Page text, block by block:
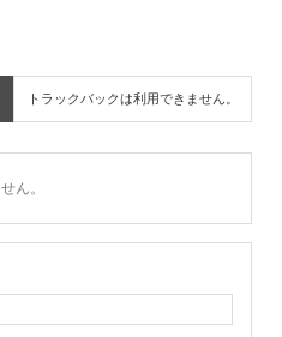
トラックバックは利用できません。
ん。